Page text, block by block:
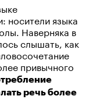
носители языка
Наверняка в
слышать, как
привычного
речь более